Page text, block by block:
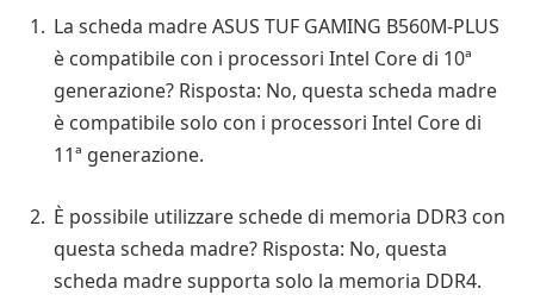
La scheda madre ASUS TUF GAMING B560M-PLUS
è compatibile con i processori Intel Core di 10ª
generazione? Risposta: No, questa scheda madre
è compatibile solo con i processori Intel Core di
11ª generazione.
È possibile utilizzare schede di memoria DDR3 con
questa scheda madre? Risposta: No, questa
scheda madre supporta solo la memoria DDR4.